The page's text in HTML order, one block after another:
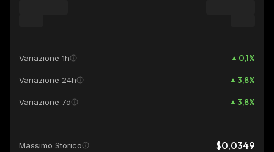
Variazione 1h 0,1%
Variazione 24h 3,8%
Variazione 7d 3,8%
Massimo Storico $0,0349